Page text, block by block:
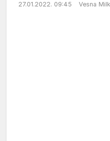
27.01.2022. 09:45 Vesna